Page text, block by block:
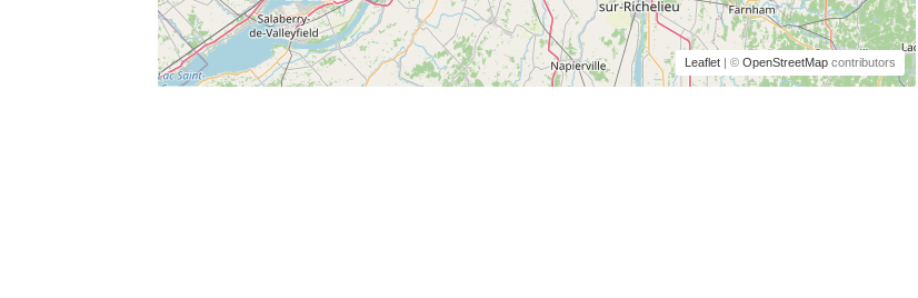
Leaflet| © OpenStreetMapcontributors